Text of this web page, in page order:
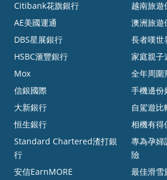
Citibank花旗銀行
AE美國運通
DBS星展銀行
HSBC滙豐銀行
Mox
信銀國際
大新銀行
恒生銀行
Standard Chartered渣打銀
行
安信EarnMORE
越南旅遊
澳洲旅遊
長者嘆世
家庭親子
全年周圍
手機邊份
自駕遊比
相機有得
專為孕婦
險
最佳滑雪